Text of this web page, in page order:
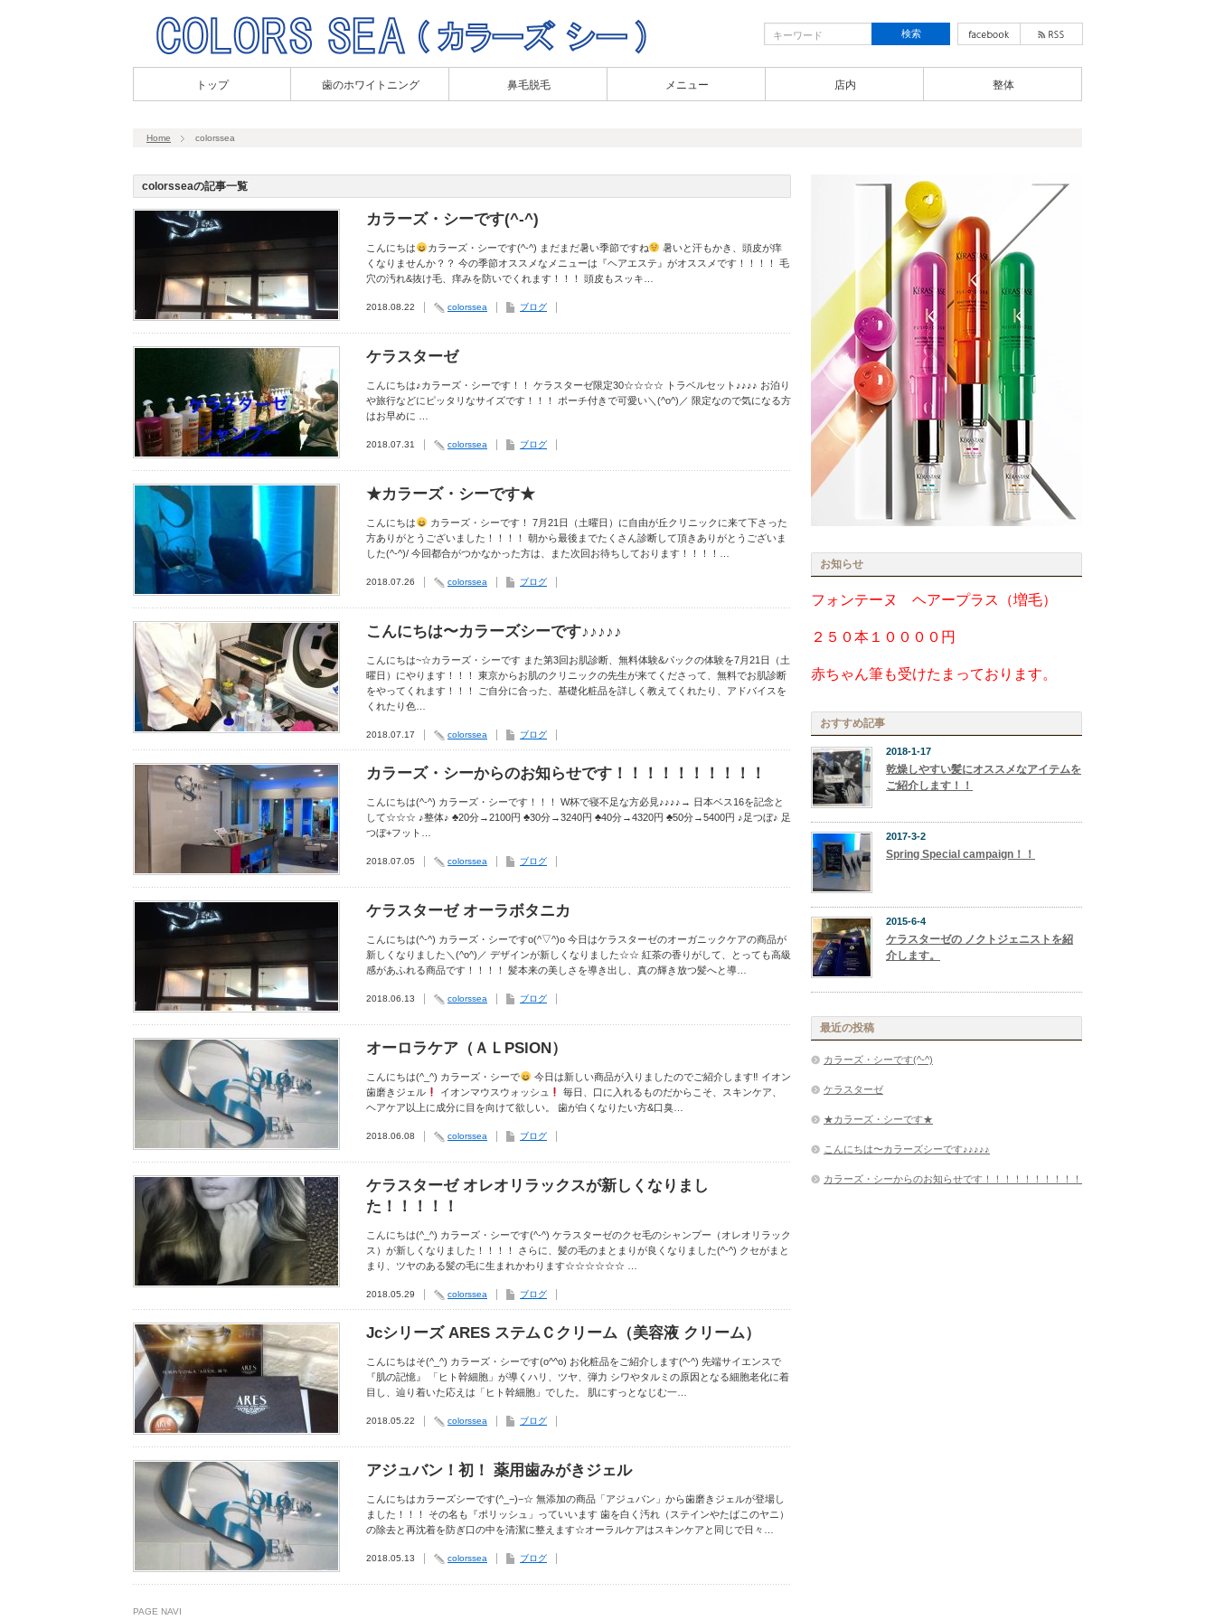
トップ 歯のホワイトニング 鼻毛脱毛 メニュー 店内 整体
Home colorssea
colorsseaの記事一覧
カラーズ・シーです(^-^)
こんにちは カラーズ・シーです(^-^) まだまだ暑い季節ですね
暑いと汗もかき、頭皮が痒
くなりませんか？？ 今の季節オススメなメニューは『ヘアエステ』がオススメです！！！！ 毛
穴の汚れ&抜け毛、痒みを防いでくれます！！！ 頭皮もスッキ…
2018.08.22 colorssea ブログ
ケラスターゼ
こんにちは♪カラーズ・シーです！！ ケラスターゼ限定30☆☆☆☆ トラベルセット♪♪♪♪ お泊り
や旅行などにピッタリなサイズです！！！ ポーチ付きで可愛い＼(^o^)／ 限定なので気になる方
はお早めに …
2018.07.31 colorssea ブログ
★カラーズ・シーです★
こんにちは
カラーズ・シーです！ 7月21日（土曜日）に自由が丘クリニックに来て下さった
方ありがとうございました！！！！ 朝から最後までたくさん診断して頂きありがとうございま
した(^-^)/ 今回都合がつかなかった方は、また次回お待ちしております！！！！…
2018.07.26 colorssea ブログ
こんにちは〜カラーズシーです♪♪♪♪♪
こんにちは~☆カラーズ・シーです また第3回お肌診断、無料体験&パックの体験を7月21日（土
曜日）にやります！！！ 東京からお肌のクリニックの先生が来てくださって、無料でお肌診断
をやってくれます！！！ ご自分に合った、基礎化粧品を詳しく教えてくれたり、アドバイスを
くれたり色…
2018.07.17 colorssea ブログ
カラーズ・シーからのお知らせです！！！！！！！！！！
こんにちは(^-^) カラーズ・シーです！！！ W杯で寝不足な方必見♪♪♪♪→ 日本ベス16を記念と
して☆☆☆ ♪整体♪ ♣︎20分→2100円 ♣︎30分→3240円 ♣︎40分→4320円 ♣︎50分→5400円 ♪足つぼ♪ 足
つぼ+フット…
2018.07.05 colorssea ブログ
ケラスターゼ オーラボタニカ
こんにちは(^-^) カラーズ・シーですo(^▽^)o 今日はケラスターゼのオーガニックケアの商品が
新しくなりました＼(^o^)／ デザインが新しくなりました☆☆ 紅茶の香りがして、とっても高級
感があふれる商品です！！！！ 髪本来の美しさを導き出し、真の輝き放つ髪へと導…
2018.06.13 colorssea ブログ
オーロラケア（ＡＬPSlON）
こんにちは(^_^) カラーズ・シーで
今日は新しい商品が入りましたのでご紹介します‼︎ イオン
歯磨きジェル
イオンマウスウォッシュ
毎日、口に入れるものだからこそ、スキンケア、
ヘアケア以上に成分に目を向けて欲しい。 歯が白くなりたい方&口臭…
2018.06.08 colorssea ブログ
ケラスターゼ オレオリラックスが新しくなりまし
た！！！！！
こんにちは(^_^) カラーズ・シーです(^-^) ケラスターゼのクセ毛のシャンプー（オレオリラック
ス）が新しくなりました！！！！ さらに、髪の毛のまとまりが良くなりました(^-^) クセがまと
まり、ツヤのある髪の毛に生まれかわります☆☆☆☆☆☆ …
2018.05.29 colorssea ブログ
Jcシリーズ ARES ステムＣクリーム（美容液 クリーム）
こんにちはそ(^_^) カラーズ・シーです(o^^o) お化粧品をご紹介します(^-^) 先端サイエンスで
『肌の記憶』 「ヒト幹細胞」が導くハリ、ツヤ、弾力 シワやタルミの原因となる細胞老化に着
目し、辿り着いた応えは「ヒト幹細胞」でした。 肌にすっとなじむ一…
2018.05.22 colorssea ブログ
アジュバン！初！ 薬用歯みがきジェル
こんにちはカラーズシーです(^_−)−☆ 無添加の商品「アジュバン」から歯磨きジェルが登場し
ました！！！ その名も『ポリッシュ」っていいます 歯を白く汚れ（ステインやたばこのヤニ）
の除去と再沈着を防ぎ口の中を清潔に整えます☆オーラルケアはスキンケアと同じで日々…
2018.05.13 colorssea ブログ
PAGE NAVI
お知らせ
フォンテーヌ ヘアープラス（増毛）
２５０本１００００円
赤ちゃん筆も受けたまっております。
おすすめ記事
2018-1-17
乾燥しやすい髪にオススメなアイテムを
ご紹介します！！
2017-3-2
Spring Special campaign！！
2015-6-4
ケラスターゼの ノクトジェニストを紹
介します。
最近の投稿
カラーズ・シーです(^-^)
ケラスターゼ
★カラーズ・シーです★
こんにちは〜カラーズシーです♪♪♪♪♪
カラーズ・シーからのお知らせです！！！！！！！！！！